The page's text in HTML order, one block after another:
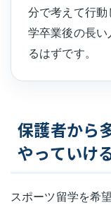
分で考えて行
学卒業後の長
るはずです。
保護者から
やっていけ
スポーツ留学を希